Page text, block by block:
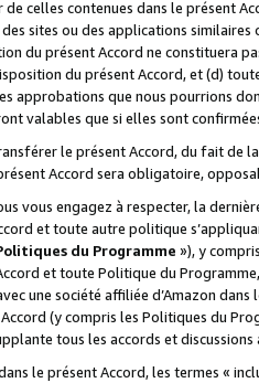
celles contenues dans le présent
sites ou des applications
du présent Accord ne constituera
du présent Accord, et (d)
approbations que nous pourrions
valables que si elles sont
le présent Accord, du fait de
Accord sera obligatoire,
vous engagez à respecter, la
et toute autre politique
du Programme »), y
et toute Politique du
une société affiliée d’Amazon
(y compris les Politiques du
tous les accords et discussions
le présent Accord, les termes «